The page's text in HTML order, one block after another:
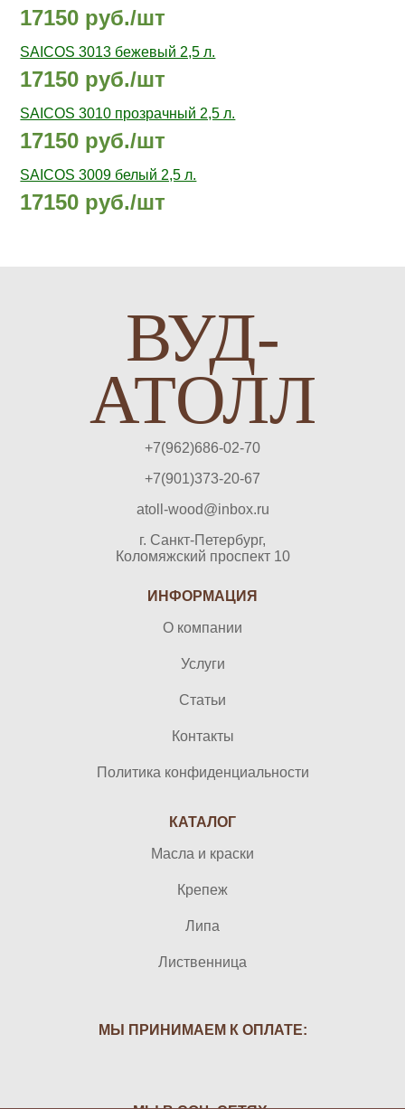
17150 руб./шт
SAICOS 3013 бежевый 2,5 л.
17150 руб./шт
SAICOS 3010 прозрачный 2,5 л.
17150 руб./шт
SAICOS 3009 белый 2,5 л.
17150 руб./шт
ВУД-
АТОЛЛ
+7(962)686-02-70
+7(901)373-20-67
atoll-wood@inbox.ru
г. Санкт-Петербург,
Коломяжский проспект 10
ИНФОРМАЦИЯ
О компании
Услуги
Статьи
Контакты
Политика конфиденциальности
КАТАЛОГ
Масла и краски
Крепеж
Липа
Лиственница
МЫ ПРИНИМАЕМ К ОПЛАТЕ: